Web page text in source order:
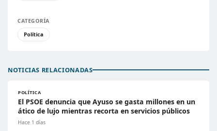
CATEGORÍA
Política
NOTICIAS RELACIONADAS
POLÍTICA
El PSOE denuncia que Ayuso se gasta millones en un
ático de lujo mientras recorta en servicios públicos
Hace 1 días